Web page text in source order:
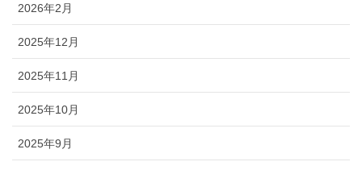
2026年2月
2025年12月
2025年11月
2025年10月
2025年9月